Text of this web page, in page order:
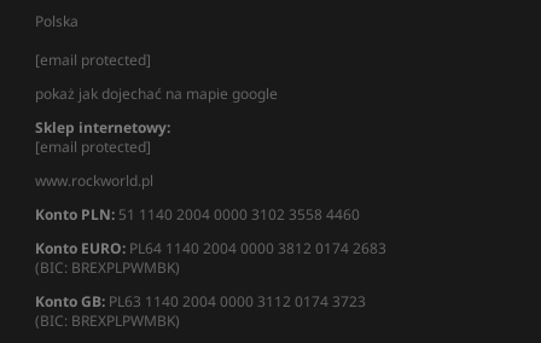
Polska
[email protected]
pokaż jak dojechać na mapie google
Sklep internetowy:
[email protected]
www.rockworld.pl
Konto PLN: 51 1140 2004 0000 3102 3558 4460
Konto EURO: PL64 1140 2004 0000 3812 0174 2683
(BIC: BREXPLPWMBK)
Konto GB: PL63 1140 2004 0000 3112 0174 3723
(BIC: BREXPLPWMBK)